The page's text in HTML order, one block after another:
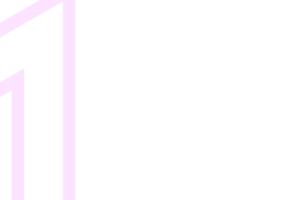
Shop-
Audit